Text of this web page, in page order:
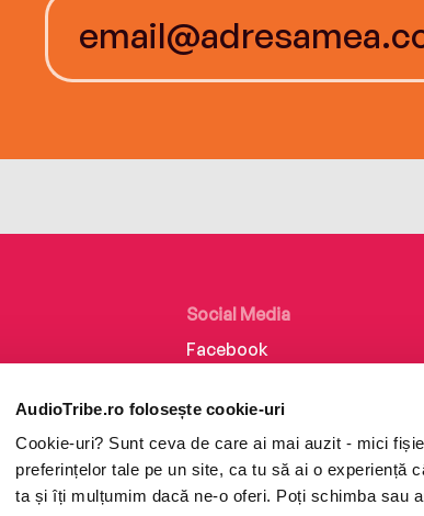
AudioTribe.ro folosește cookie-uri
Cookie-uri? Sunt ceva de care ai mai auzit - mici
preferințelor tale pe un site, ca tu să ai o experiență
ta și îți mulțumim dacă ne-o oferi. Poți schimba sau
Social Media
Facebook
Instagram
TikTok